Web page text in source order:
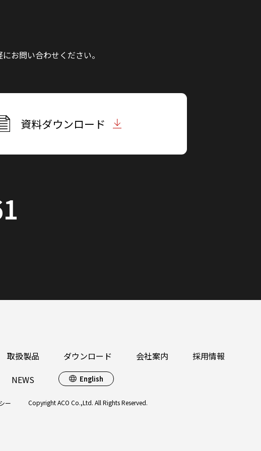
お問い合わせください。
資料ダウンロード
取扱製品 ダウンロード 会社案内
採用情報
NEWS English
ー Copyright ACO Co.,Ltd. All Rights Reserved.